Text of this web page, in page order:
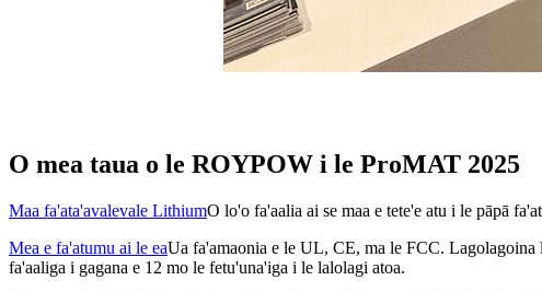
O mea taua o le ROYPOW i le ProMAT 2025
Maa fa'ata'avalevale LithiumO lo'o fa'aalia ai se maa e tete'e atu i le pāpā
Mea e fa'atumu ai le eaUa fa'amaonia e le UL, CE, ma le FCC. Lagolagoina
fa'aaliga i gagana e 12 mo le fetu'una'iga i le lalolagi atoa.